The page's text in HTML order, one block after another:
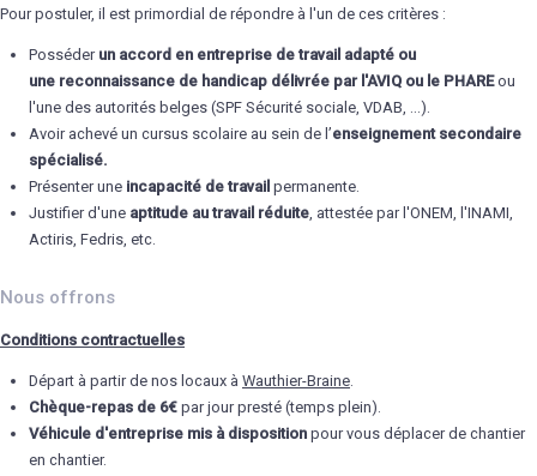
Pour postuler, il est primordial de répondre à l'un de ces critères :
Posséder un accord en entreprise de travail adapté ou
une reconnaissance de handicap délivrée par l'AVIQ ou le PHAREou
l'une des autorités belges (SPF Sécurité sociale, VDAB, …).
Avoir achevé un cursus scolaire au sein de l’enseignement secondaire
spécialisé.
Présenter une incapacité de travail permanente.
Justifier d'une aptitude au travail réduite, attestée par l'ONEM, l'INAMI,
Actiris, Fedris, etc.
Nous offrons
Conditions contractuelles
Départ à partir de nos locaux à Wauthier-Braine.
Chèque-repas de 6€ par jour presté (temps plein).
Véhicule d'entreprise mis à disposition pour vous déplacer de chantier
en chantier​​​.